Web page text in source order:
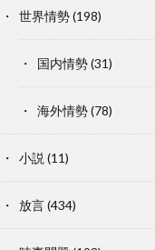
世界情勢(198)
国内情勢(31)
海外情勢(78)
小説 (11)
放言(434)